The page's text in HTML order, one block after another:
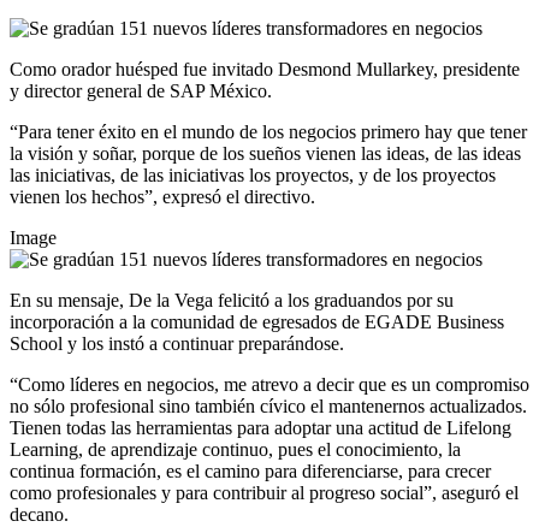
Como orador huésped fue invitado Desmond Mullarkey, presidente
y director general de SAP México.
“Para tener éxito en el mundo de los negocios primero hay que tener
la visión y soñar, porque de los sueños vienen las ideas, de las ideas
las iniciativas, de las iniciativas los proyectos, y de los proyectos
vienen los hechos”, expresó el directivo.
Image
En su mensaje, De la Vega felicitó a los graduandos por su
incorporación a la comunidad de egresados de EGADE Business
School y los instó a continuar preparándose.
“Como líderes en negocios, me atrevo a decir que es un compromiso
no sólo profesional sino también cívico el mantenernos actualizados.
Tienen todas las herramientas para adoptar una actitud de Lifelong
Learning, de aprendizaje continuo, pues el conocimiento, la
continua formación, es el camino para diferenciarse, para crecer
como profesionales y para contribuir al progreso social”, aseguró el
decano.